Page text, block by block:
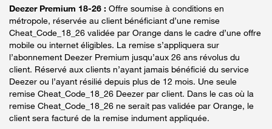
Deezer Premium 18-26 : Offre soumise à conditions en
métropole, réservée au client bénéficiant d’une remise
Cheat_Code_18_26 validée par Orange dans le cadre d’une offre
mobile ou internet éligibles. La remise s’appliquera sur
l’abonnement Deezer Premium jusqu’aux 26 ans révolus du
client. Réservé aux clients n’ayant jamais bénéficié du service
Deezer ou l’ayant résilié depuis plus de 12 mois. Une seule
remise Cheat_Code_18_26 Deezer par client. Dans le cas où la
remise Cheat_Code_18_26 ne serait pas validée par Orange, le
client sera facturé de la remise indument appliquée.